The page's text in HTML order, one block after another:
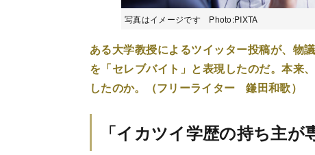
写真はイメージです Photo:PIXTA
ある大学教授によるツイッター投稿が、物
を「セレブバイト」と表現したのだ。本来
したのか。（フリーライター 鎌田和歌）
「イカツイ学歴の持ち主が